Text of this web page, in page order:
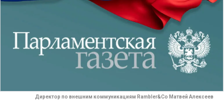
Директор по внешним коммуникациям Rambler&Co Матвей Алексеев